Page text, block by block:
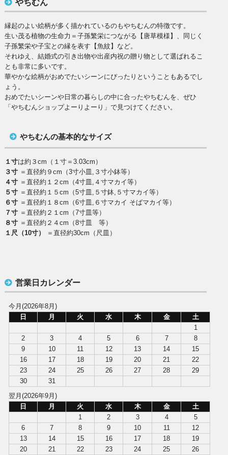
やちむん
縁起のよい絵柄が多く描かれているのもやちむんの特徴です。
生い茂る植物の生命力＝子孫繁栄につながる【唐草模様】、同じく
子孫繁栄や子宝との縁を表す【魚紋】など。
それゆえ、結婚式の引き出物や出産内祝の贈り物として選ばれるこ
とも非常に多いです。
華やかな絵柄がおめでたいシーンにぴったりということもあるでし
ょう。
おめでたいシーンや日常の暮らしの中に合ったやちむんを、ぜひ
「やちむんショップよーりよーり」で見つけてください。
やちむんの基本的なサイズ
１寸は約３cm（１寸＝3.03cm）
３寸 ＝直径約９cm（3寸小皿,３寸小鉢等）
４寸 ＝直径約１２cm（4寸皿,４寸マカイ等）
５寸 ＝直径約１５cm（5寸皿,５寸鉢,５寸マカイ等）
６寸 ＝直径約１８cm（6寸皿,６寸マカイ そばマカイ等）
７寸 ＝直径約２１cm（7寸皿等）
８寸 ＝直径約２４cm（8寸皿 等）
１尺（10寸）
＝直径約30cm（尺皿）
営業日カレンダー
今月(2026年8月)
日
月 火 水 木 金
土
1
2
3 4 5 6 7
8
9
10 11 12 13 14
15
16
17 18 19 20 21
22
23
24 25 26 27 28
29
30
31
翌月(2026年9月)
日
月 火 水 木 金
土
1
2 3 4
5
6
7 8 9 10 11
12
13
14 15 16 17 18
19
20
21 22 23 24 25
26